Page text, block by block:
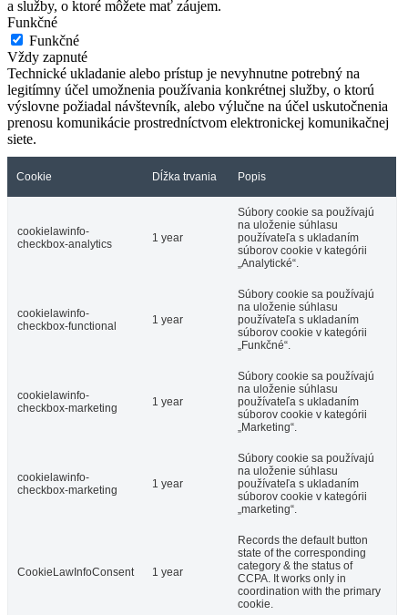
a služby, o ktoré môžete mať záujem.
Funkčné
Funkčné
Vždy zapnuté
Technické ukladanie alebo prístup je nevyhnutne potrebný na
legitímny účel umožnenia používania konkrétnej služby, o ktorú
výslovne požiadal návštevník, alebo výlučne na účel uskutočnenia
prenosu komunikácie prostredníctvom elektronickej komunikačnej
siete.
Cookie Dĺžka trvania Popis
cookielawinfo-
checkbox-analytics
1 year
Súbory cookie sa používajú
na uloženie súhlasu
používateľa s ukladaním
súborov cookie v kategórii
„Analytické“.
cookielawinfo-
checkbox-functional
1 year
Súbory cookie sa používajú
na uloženie súhlasu
používateľa s ukladaním
súborov cookie v kategórii
„Funkčné“.
cookielawinfo-
checkbox-marketing
1 year
Súbory cookie sa používajú
na uloženie súhlasu
používateľa s ukladaním
súborov cookie v kategórii
„Marketing“.
cookielawinfo-
checkbox-marketing
1 year
Súbory cookie sa používajú
na uloženie súhlasu
používateľa s ukladaním
súborov cookie v kategórii
„marketing“.
CookieLawInfoConsent 1 year
Records the default button
state of the corresponding
category & the status of
CCPA. It works only in
coordination with the primary
cookie.